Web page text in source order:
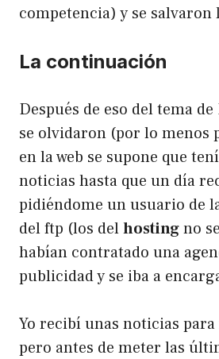
competencia) y se salvaron
La continuación
Después de eso del tema de
se olvidaron (por lo menos
en la web se supone que
noticias hasta que un día
pidiéndome un usuario de
del ftp (los delhostingno
habían contratado una
publicidad y se iba a
Yo recibí unas noticias para
pero antes de meter las